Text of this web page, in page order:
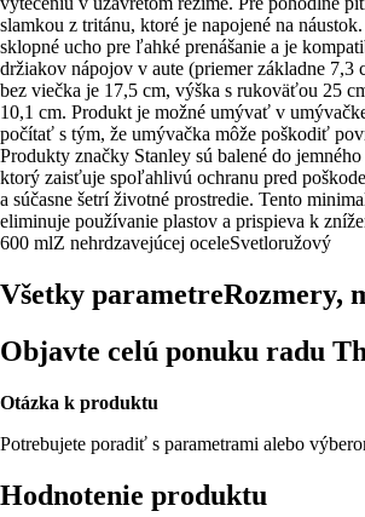
slamkou z tritánu, ktoré je napojené na
sklopné ucho pre ľahké prenášanie a je
držiakov nápojov v aute (priemer základne 7,3
bez viečka je 17,5 cm, výška s rukoväťou 25
10,1 cm. Produkt je možné umývať v
počítať s tým, že umývačka môže poškodiť
Produkty značky Stanley sú balené do
ktorý zaisťuje spoľahlivú ochranu pred
a súčasne šetrí životné prostredie. Tento
eliminuje používanie plastov a prispieva k
600 mlZ nehrdzavejúcej oceleSvetloružový
Všetky parametreRozmery,
Objavte celú ponuku radu
Otázka k produktu
Potrebujete poradiť s parametrami alebo
Hodnotenie produktu